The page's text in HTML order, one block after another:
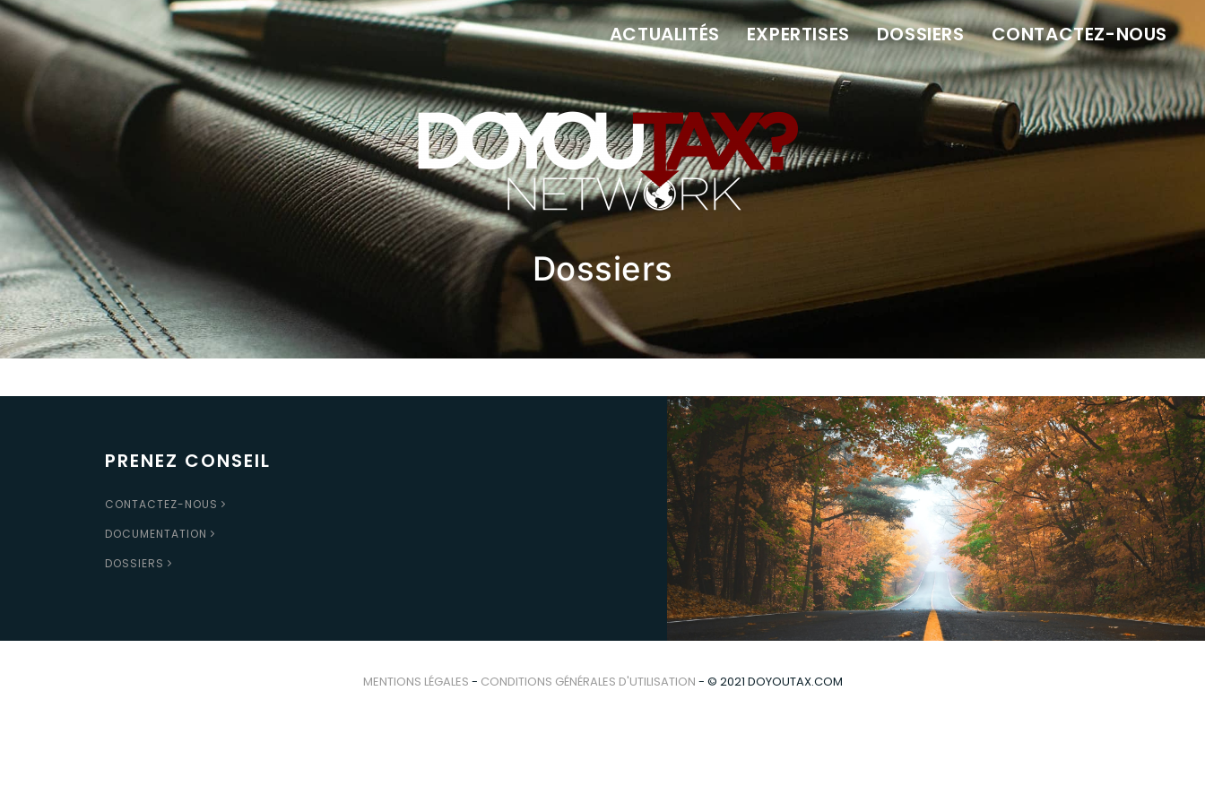
ACTUALITÉS EXPERTISES DOSSIERS CONTACTEZ-NOUS
Dossiers
PRENEZ CONSEIL
CONTACTEZ-NOUS
DOCUMENTATION
DOSSIERS
MENTIONS LÉGALES - CONDITIONS GÉNÉRALES D'UTILISATION - © 2021 DOYOUTAX.COM